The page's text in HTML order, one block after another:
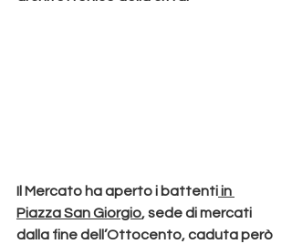
Il Mercato ha aperto i battenti in
Piazza San Giorgio, sede di mercati
dalla fine dell’Ottocento, caduta però